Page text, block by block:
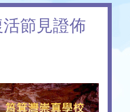
節見證佈